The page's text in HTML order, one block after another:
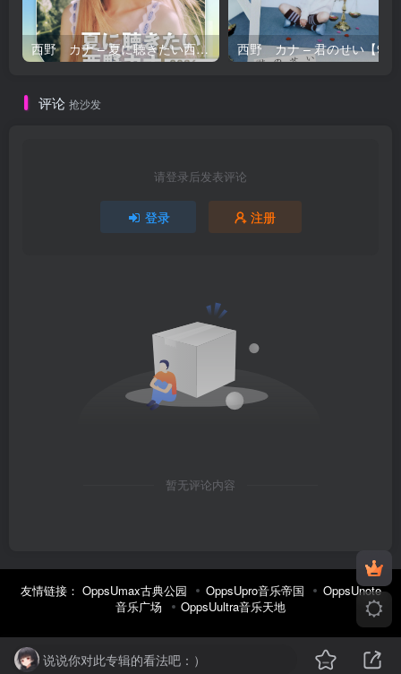
西野 カナ – 夏に聴きたい西野カナ2026【44.1kHz／16bit】日本区
评论 抢沙发
请登录后发表评论
登录 注册
暂无评论内容
友情链接： OppsUmax古典公园 OppsUpro音乐帝国
OppsUnote
音乐广场
OppsUultra音乐天地
说说你对此专辑的看法吧：）